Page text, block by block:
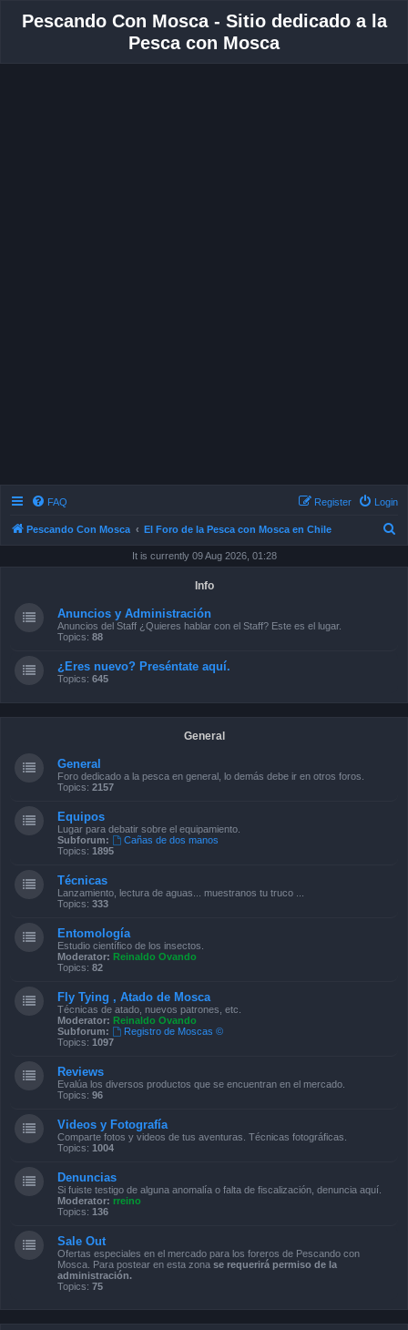
Pescando Con Mosca - Sitio dedicado a la
Pesca con Mosca
FAQ Login
Register
Pescando Con Mosca El Foro de la Pesca con Mosca en Chile
It is currently 09 Aug 2026, 01:28
Info
Anuncios y Administración
Anuncios del Staff ¿Quieres hablar con el Staff? Este es el lugar.
Topics: 88
¿Eres nuevo? Preséntate aquí.
Topics: 645
General
General
Foro dedicado a la pesca en general, lo demás debe ir en otros foros.
Topics: 2157
Equipos
Lugar para debatir sobre el equipamiento.
Subforum:
Cañas de dos manos
Topics: 1895
Técnicas
Lanzamiento, lectura de aguas... muestranos tu truco ...
Topics: 333
Entomología
Estudio científico de los insectos.
Moderator: Reinaldo Ovando
Topics: 82
Fly Tying , Atado de Mosca
Técnicas de atado, nuevos patrones, etc.
Moderator: Reinaldo Ovando
Subforum:
Registro de Moscas ©
Topics: 1097
Reviews
Evalúa los diversos productos que se encuentran en el mercado.
Topics: 96
Videos y Fotografía
Comparte fotos y videos de tus aventuras. Técnicas fotográficas.
Topics: 1004
Denuncias
Si fuiste testigo de alguna anomalía o falta de fiscalización, denuncia aquí.
Moderator: rreino
Topics: 136
Sale Out
Ofertas especiales en el mercado para los foreros de Pescando con
Mosca. Para postear en esta zona se requerirá permiso de la
administración.
Topics: 75